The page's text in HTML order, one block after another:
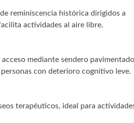
reminiscencia histórica dirigidos a
actividades al aire libre.
mediante sendero
con deterioro cognitivo leve.
terapéuticos, ideal para